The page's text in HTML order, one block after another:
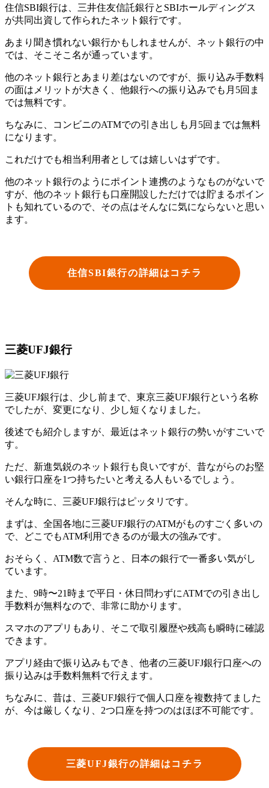
住信SBI銀行は、三井住友信託銀行とSBIホールディングス
が共同出資して作られたネット銀行です。
あまり聞き慣れない銀行かもしれませんが、ネット銀行の中
では、そこそこ名が通っています。
他のネット銀行とあまり差はないのですが、振り込み手数料
の面はメリットが大きく、他銀行への振り込みでも月5回ま
では無料です。
ちなみに、コンビニのATMでの引き出しも月5回までは無料
になります。
これだけでも相当利用者としては嬉しいはずです。
他のネット銀行のようにポイント連携のようなものがないで
すが、他のネット銀行も口座開設しただけでは貯まるポイン
トも知れているので、その点はそんなに気にならないと思い
ます。
住信SBI銀行の詳細はコチラ
三菱UFJ銀行
三菱UFJ銀行は、少し前まで、東京三菱UFJ銀行という名称
でしたが、変更になり、少し短くなりました。
後述でも紹介しますが、最近はネット銀行の勢いがすごいで
す。
ただ、新進気鋭のネット銀行も良いですが、昔ながらのお堅
い銀行口座を1つ持ちたいと考える人もいるでしょう。
そんな時に、三菱UFJ銀行はピッタリです。
まずは、全国各地に三菱UFJ銀行のATMがものすごく多いの
で、どこでもATM利用できるのが最大の強みです。
おそらく、ATM数で言うと、日本の銀行で一番多い気がし
ています。
また、9時〜21時まで平日・休日問わずにATMでの引き出し
手数料が無料なので、非常に助かります。
スマホのアプリもあり、そこで取引履歴や残高も瞬時に確認
できます。
アプリ経由で振り込みもでき、他者の三菱UFJ銀行口座への
振り込みは手数料無料で行えます。
ちなみに、昔は、三菱UFJ銀行で個人口座を複数持てました
が、今は厳しくなり、2つ口座を持つのはほぼ不可能です。
三菱UFJ銀行の詳細はコチラ